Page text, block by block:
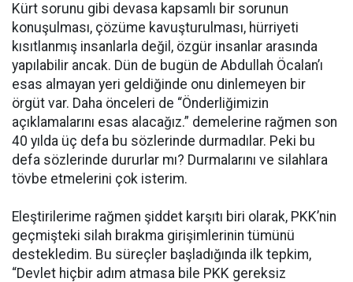
Kürt sorunu gibi devasa kapsamlı bir sorunun
konuşulması, çözüme kavuşturulması, hürriyeti
kısıtlanmış insanlarla değil, özgür insanlar arasında
yapılabilir ancak. Dün de bugün de Abdullah Öcalan’ı
esas almayan yeri geldiğinde onu dinlemeyen bir
örgüt var. Daha önceleri de “Önderliğimizin
açıklamalarını esas alacağız.” demelerine rağmen son
40 yılda üç defa bu sözlerinde durmadılar. Peki bu
defa sözlerinde dururlar mı? Durmalarını ve silahlara
tövbe etmelerini çok isterim.
Eleştirilerime rağmen şiddet karşıtı biri olarak, PKK’nin
geçmişteki silah bırakma girişimlerinin tümünü
destekledim. Bu süreçler başladığında ilk tepkim,
“Devlet hiçbir adım atmasa bile PKK gereksiz